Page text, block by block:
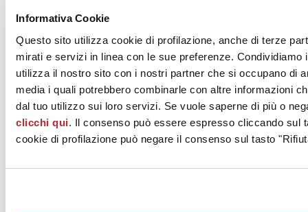
Informativa Cookie
Questo sito utilizza cookie di profilazione, anche di terze
mirati e servizi in linea con le sue preferenze.
utilizza il nostro sito con i nostri partner che si occupano di
media i quali potrebbero combinarle con altre informazioni
dal tuo utilizzo sui loro servizi. Se vuole saperne di più o
clicchi qui. Il consenso può essere espresso cliccando sul
cookie di profilazione può negare il consenso sul tasto
Posatori
Press
Privati